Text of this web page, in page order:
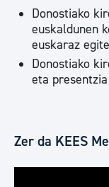
Donostiako
euskaldunen
euskaraz
Donostiako
eta
Zer da KEES